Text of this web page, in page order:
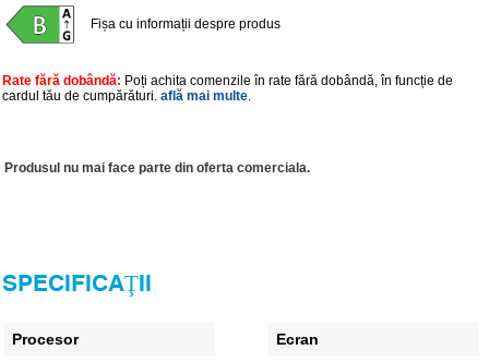
Fișa cu informații despre produs
Rate fără dobândă: Poți achita comenzile în rate fără dobândă, în funcție de
cardul tău de cumpărături.află mai multe.
Produsul nu mai face parte din oferta comerciala.
SPECIFICAŢII
Procesor Ecran